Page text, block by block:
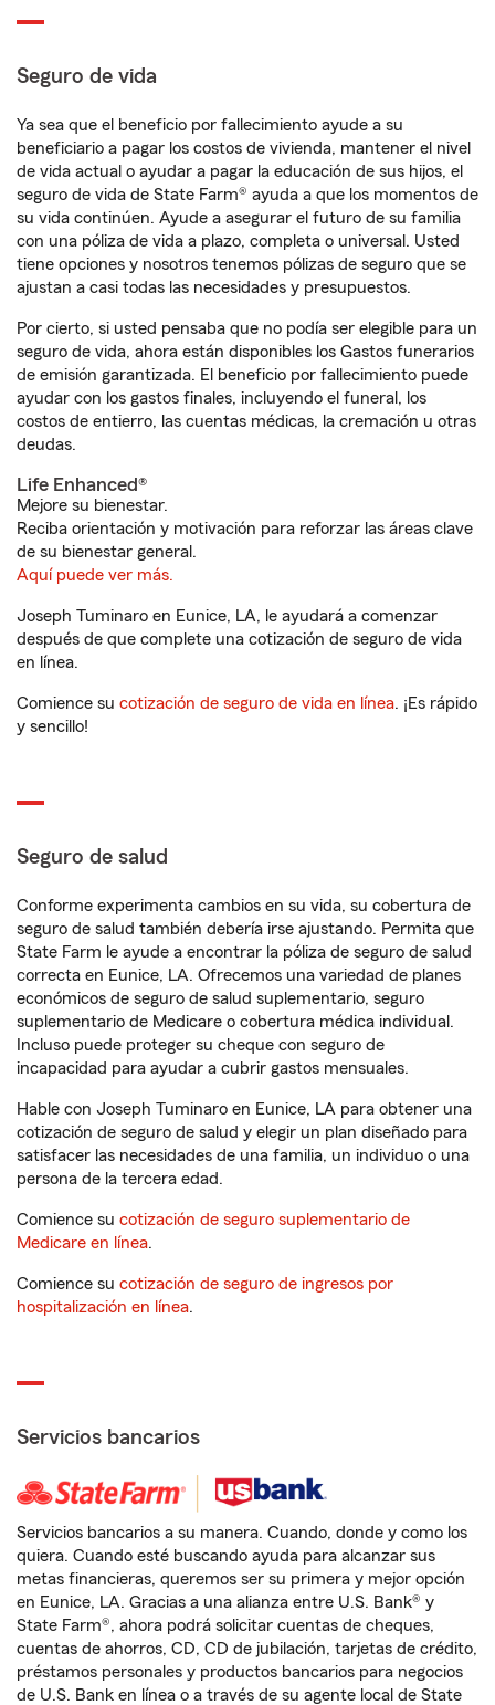
Seguro de vida
Ya sea que el beneficio por fallecimiento ayude a su
beneficiario a pagar los costos de vivienda, mantener el nivel
de vida actual o ayudar a pagar la educación de sus hijos, el
seguro de vida de State Farm® ayuda a que los momentos de
su vida continúen. Ayude a asegurar el futuro de su familia
con una póliza de vida a plazo, completa o universal. Usted
tiene opciones y nosotros tenemos pólizas de seguro que se
ajustan a casi todas las necesidades y presupuestos.
Por cierto, si usted pensaba que no podía ser elegible para un
seguro de vida, ahora están disponibles los Gastos funerarios
de emisión garantizada. El beneficio por fallecimiento puede
ayudar con los gastos finales, incluyendo el funeral, los
costos de entierro, las cuentas médicas, la cremación u otras
deudas.
Life Enhanced®
Mejore su bienestar.
Reciba orientación y motivación para reforzar las áreas clave
de su bienestar general.
Aquí puede ver más.
Joseph Tuminaro en Eunice, LA, le ayudará a comenzar
después de que complete una cotización de seguro de vida
en línea.
Comience su cotización de seguro de vida en línea. ¡Es rápido
y sencillo!
Seguro de salud
Conforme experimenta cambios en su vida, su cobertura de
seguro de salud también debería irse ajustando. Permita que
State Farm le ayude a encontrar la póliza de seguro de salud
correcta en Eunice, LA. Ofrecemos una variedad de planes
económicos de seguro de salud suplementario, seguro
suplementario de Medicare o cobertura médica individual.
Incluso puede proteger su cheque con seguro de
incapacidad para ayudar a cubrir gastos mensuales.
Hable con Joseph Tuminaro en Eunice, LA para obtener una
cotización de seguro de salud y elegir un plan diseñado para
satisfacer las necesidades de una familia, un individuo o una
persona de la tercera edad.
Comience su cotización de seguro suplementario de
Medicare en línea.
Comience su cotización de seguro de ingresos por
hospitalización en línea.
Servicios bancarios
Servicios bancarios a su manera. Cuando, donde y como los
quiera. Cuando esté buscando ayuda para alcanzar sus
metas financieras, queremos ser su primera y mejor opción
en Eunice, LA. Gracias a una alianza entre U.S. Bank® y
State Farm®, ahora podrá solicitar cuentas de cheques,
cuentas de ahorros, CD, CD de jubilación, tarjetas de crédito,
préstamos personales y productos bancarios para negocios
de U.S. Bank en línea o a través de su agente local de State